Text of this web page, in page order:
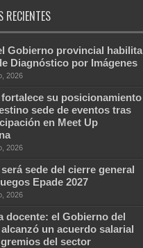
RECIENTES
Gobierno provincial habilita
Diagnóstico por Imágenes
2026
su posicionamiento
sede de eventos tras
en Meet Up
2026
sede del cierre general
Epade 2027
2026
docente: el Gobierno del
un acuerdo salarial
del sector